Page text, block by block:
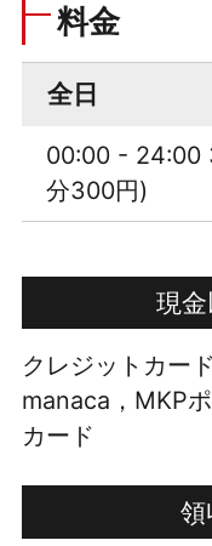
料金
全日
00:00 - 24:00
分300円)
現
クレジットカー
manaca，MKP
カード
領